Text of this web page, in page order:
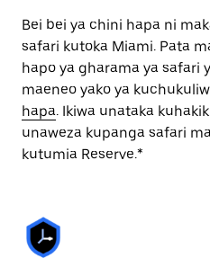
Bei bei ya chini hapa ni
safari kutoka Miami. Pata
hapo ya gharama ya safari
maeneo yako ya
hapa. Ikiwa unataka
unaweza kupanga safari
kutumia Reserve.*